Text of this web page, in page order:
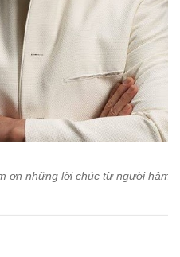
ơn những lời chúc từ người hâm